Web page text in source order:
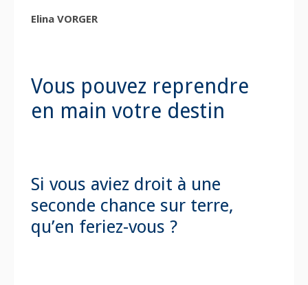
Elina VORGER
Vous pouvez reprendre
en main votre destin
Si vous aviez droit à une
seconde chance sur terre,
qu’en feriez-vous ?